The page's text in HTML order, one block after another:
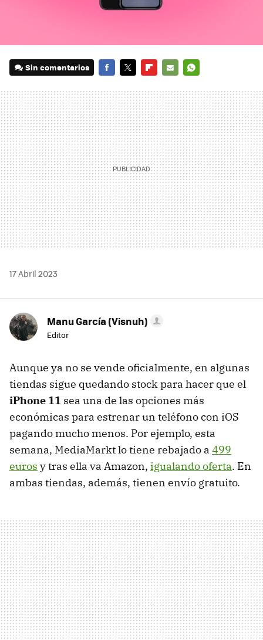
Sin comentarios
MAIL
17 Abril 2023
Manu García (Visnuh)
Editor
Aunque ya no se vende oficialmente, en algunas
tiendas sigue quedando stock para hacer que el
iPhone 11 sea una de las opciones más
económicas para estrenar un teléfono con iOS
pagando mucho menos. Por ejemplo, esta
semana, MediaMarkt lo tiene rebajado a 499
euros y tras ella va Amazon, igualando oferta. En
ambas tiendas, además, tienen envío gratuito.